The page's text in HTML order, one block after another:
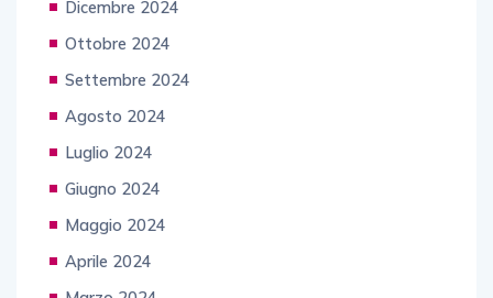
Dicembre 2024
Ottobre 2024
Settembre 2024
Agosto 2024
Luglio 2024
Giugno 2024
Maggio 2024
Aprile 2024